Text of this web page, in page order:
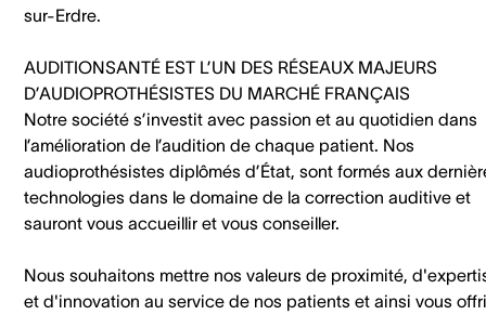
sur-Erdre.
AUDITIONSANTÉ EST L’UN DES RÉSEAUX MAJEURS
D’AUDIOPROTHÉSISTES DU MARCHÉ FRANÇAIS
Notre société s’investit avec passion et au quotidien dans
l’amélioration de l’audition de chaque patient. Nos
audioprothésistes diplômés d’État, sont formés aux
technologies dans le domaine de la correction auditive et
sauront vous accueillir et vous conseiller.
Nous souhaitons mettre nos valeurs de proximité,
et d'innovation au service de nos patients et ainsi vous